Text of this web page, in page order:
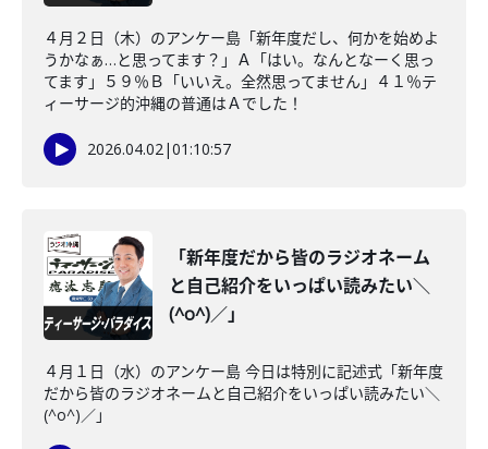
４月２日（木）のアンケー島「新年度だし、何かを始めよ
うかなぁ…と思ってます？」Ａ「はい。なんとなーく思っ
てます」５９％Ｂ「いいえ。全然思ってません」４１％テ
ィーサージ的沖縄の普通はＡでした！
2026.04.02|01:10:57
「新年度だから皆のラジオネーム
と自己紹介をいっぱい読みたい＼
(^o^)／」
４月１日（水）のアンケー島 今日は特別に記述式「新年度
だから皆のラジオネームと自己紹介をいっぱい読みたい＼
(^o^)／」